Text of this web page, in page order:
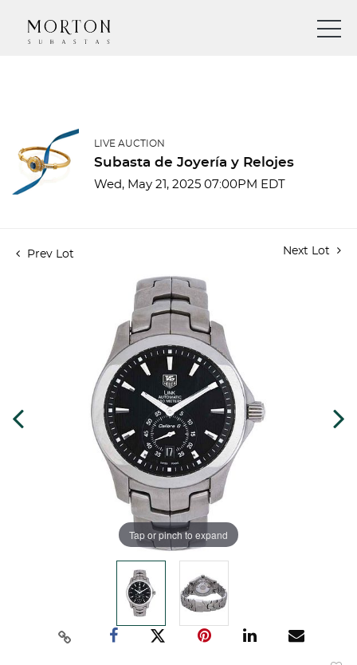
LIVE AUCTION
Subasta de Joyería y Relojes
Wed, May 21, 2025 07:00PM EDT
Prev Lot Next Lot
Tap or pinch to expand